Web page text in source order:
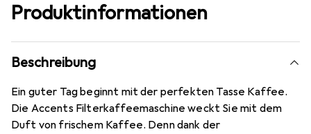
Produktinformationen
Beschreibung
Ein guter Tag beginnt mit der perfekten Tasse Kaffee.
Die Accents Filterkaffeemaschine weckt Sie mit dem
Duft von frischem Kaffee. Denn dank der